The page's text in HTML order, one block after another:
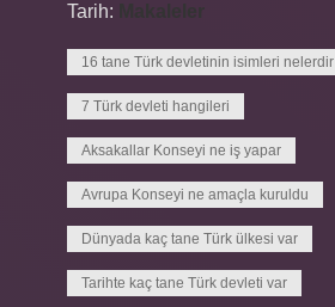
Tarih:
16 tane Türk devletinin isimleri nelerdir
7 Türk devleti hangileri
Aksakallar Konseyi ne iş yapar
Avrupa Konseyi ne amaçla kuruldu
Dünyada kaç tane Türk ülkesi var
Tarihte kaç tane Türk devleti var